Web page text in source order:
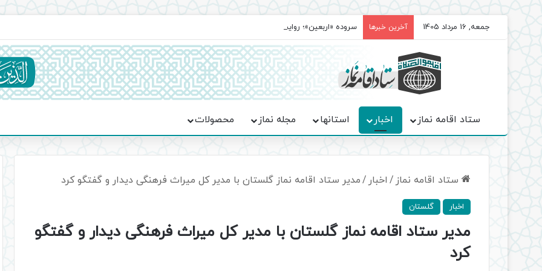
جمعه, 16 مرداد 1405 آخرین خبرها سروده‌ «اربعین»؛ روایت حماسه، استقامت و تمدن‌سازی امت اسلامی
ستاد اقامه نماز اخبار استانها مجله نماز محصولات
ستاد اقامه نماز / اخبار /مدیر ستاد اقامه نماز گلستان با مدیر کل میراث فرهنگی دیدار و گفتگو کرد
اخبار گلستان
مدیر ستاد اقامه نماز گلستان با مدیر کل میراث فرهنگی دیدار و گفتگو
کرد